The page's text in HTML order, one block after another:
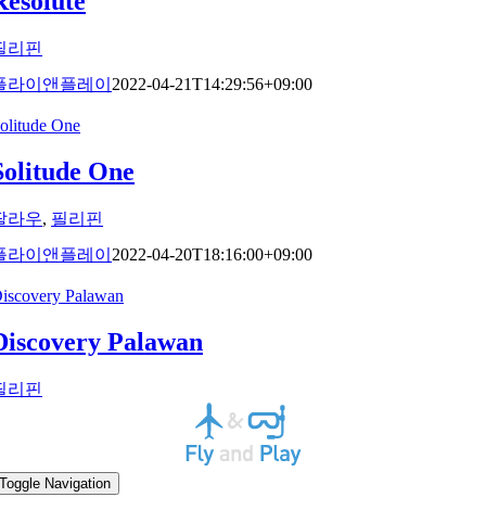
리핀
라이앤플레이 2022-04-21T14:29:56+09:00
One
One
라우, 필리핀
라이앤플레이 2022-04-20T18:16:00+09:00
Palawan
Palawan
리핀
Toggle Navigation